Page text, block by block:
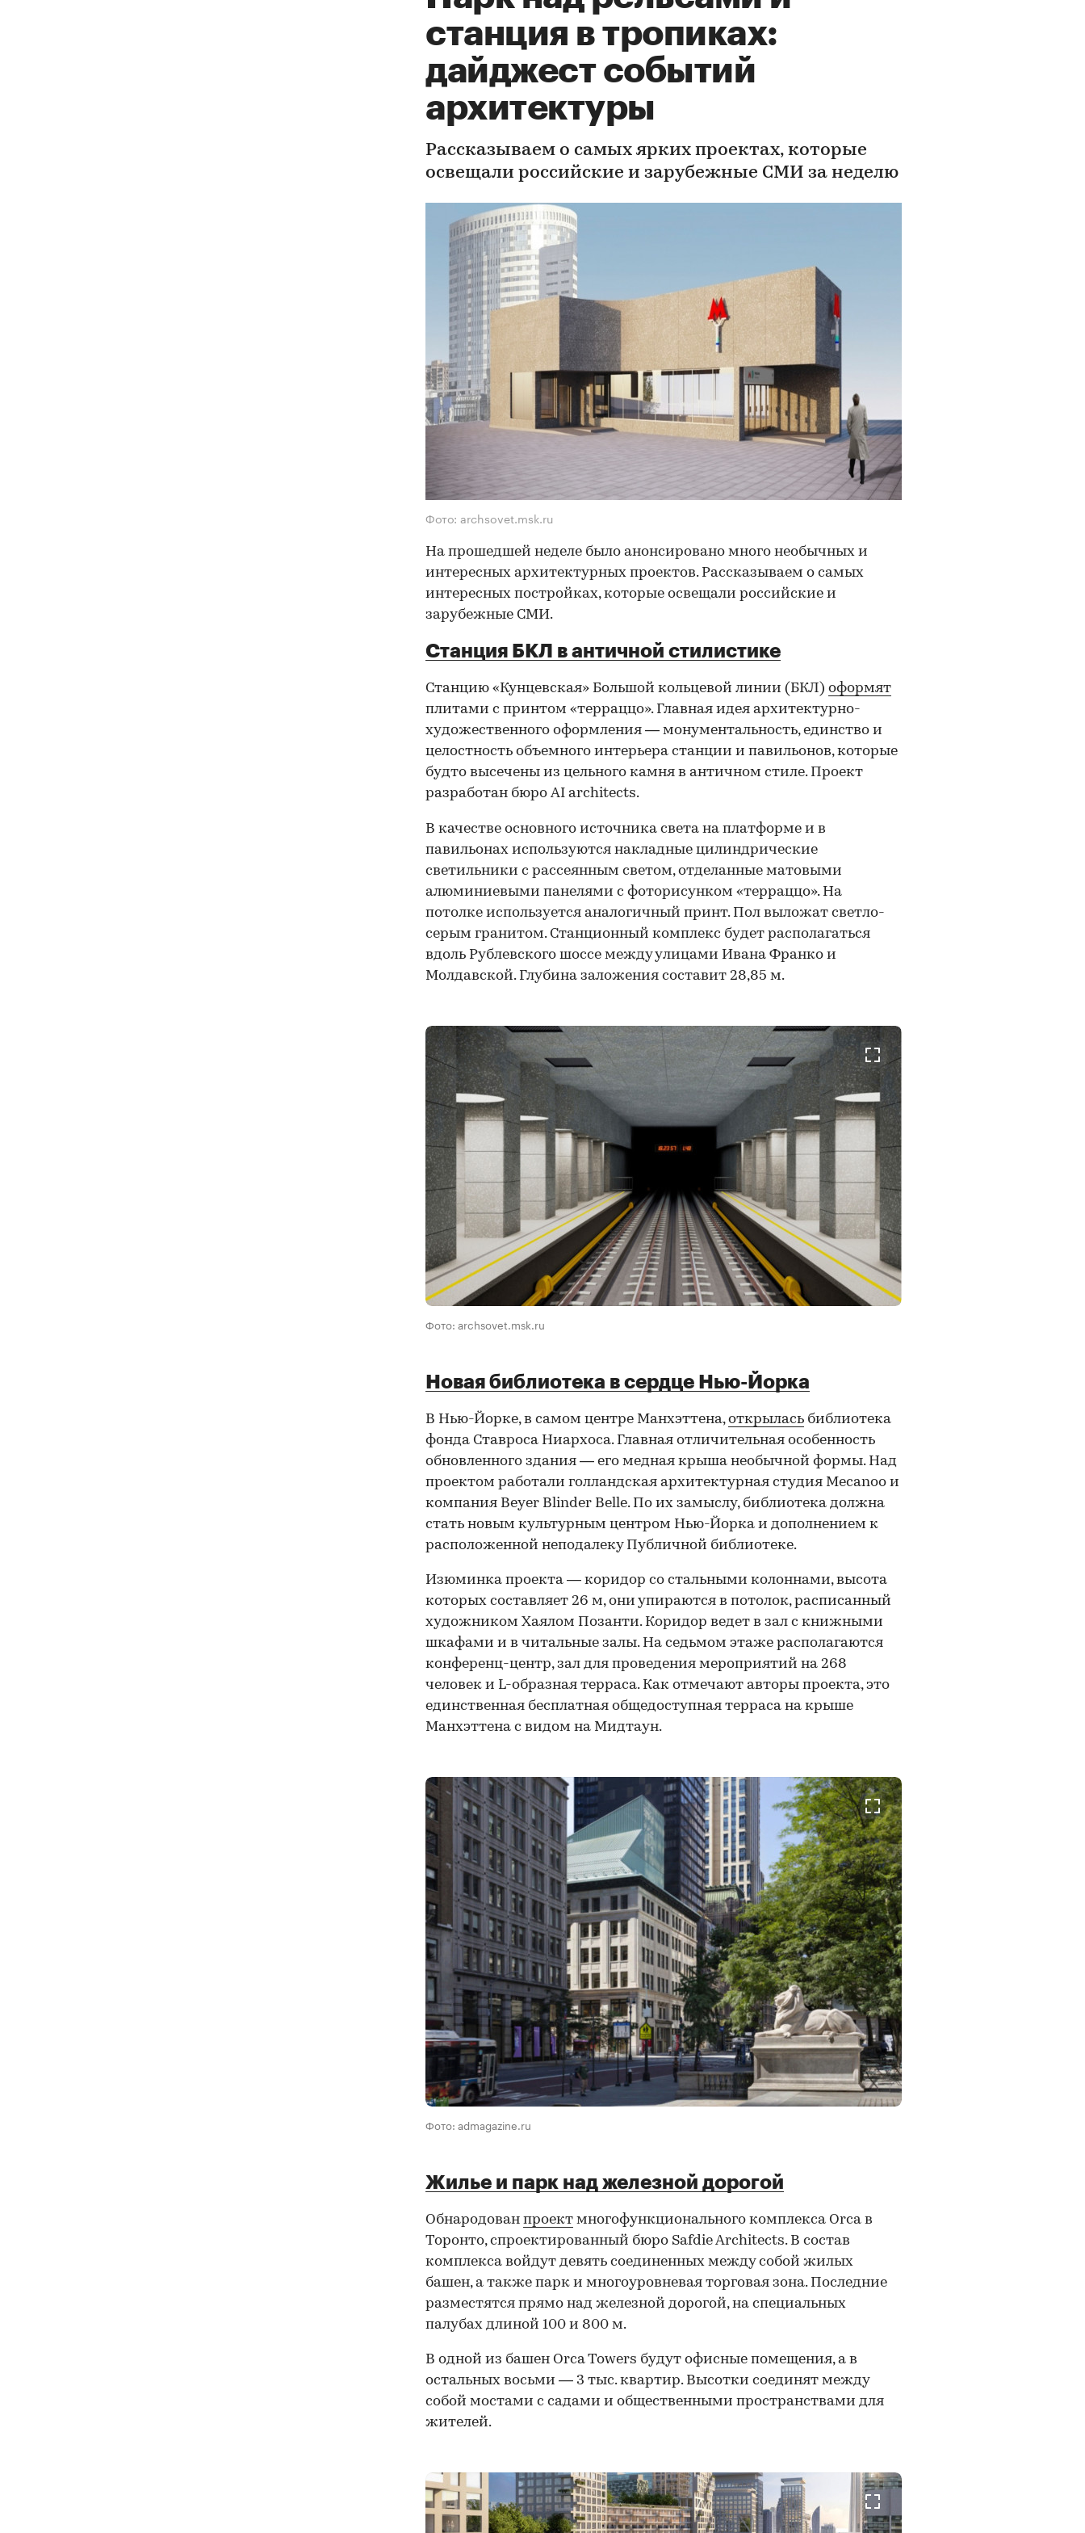
станция в тропиках:
дайджест событий
архитектуры
Рассказываем о самых ярких проектах, которые
освещали российские и зарубежные СМИ за неделю
Фото: archsovet.msk.ru
На прошедшей неделе было анонсировано много необычных и
интересных архитектурных проектов. Рассказываем о самых
интересных постройках, которые освещали российские и
зарубежные СМИ.
Станция БКЛ в античной стилистике
Станцию «Кунцевская» Большой кольцевой линии (БКЛ) оформят
плитами с принтом «терраццо». Главная идея архитектурно-
художественного оформления — монументальность, единство и
целостность объемного интерьера станции и павильонов, которые
будто высечены из цельного камня в античном стиле. Проект
разработан бюро AI architects.
В качестве основного источника света на платформе и в
павильонах используются накладные цилиндрические
светильники с рассеянным светом, отделанные матовыми
алюминиевыми панелями с фоторисунком «терраццо». На
потолке используется аналогичный принт. Пол выложат светло-
серым гранитом. Станционный комплекс будет располагаться
вдоль Рублевского шоссе между улицами Ивана Франко и
Молдавской. Глубина заложения составит 28,85 м.
Фото: archsovet.msk.ru
Новая библиотека в сердце Нью-Йорка
В Нью-Йорке, в самом центре Манхэттена,открылась библиотека
фонда Ставроса Ниархоса. Главная отличительная особенность
обновленного здания — его медная крыша необычной формы. Над
проектом работали голландская архитектурная студия Mecanoo и
компания Beyer Blinder Belle. По их замыслу, библиотека должна
стать новым культурным центром Нью-Йорка и дополнением к
расположенной неподалеку Публичной библиотеке.
Изюминка проекта — коридор со стальными колоннами, высота
которых составляет 26 м, они упираются в потолок, расписанный
художником Хаялом Позанти. Коридор ведет в зал с книжными
шкафами и в читальные залы. На седьмом этаже располагаются
конференц-центр, зал для проведения мероприятий на 268
человек и L-образная терраса. Как отмечают авторы проекта, это
единственная бесплатная общедоступная терраса на крыше
Манхэттена с видом на Мидтаун.
Фото: admagazine.ru
Жилье и парк над железной дорогой
Обнародован проект многофункционального комплекса Orca в
Торонто, спроектированный бюро Safdie Architects. В состав
комплекса войдут девять соединенных между собой жилых
башен, а также парк и многоуровневая торговая зона. Последние
разместятся прямо над железной дорогой, на специальных
палубах длиной 100 и 800 м.
В одной из башен Orca Towers будут офисные помещения, а в
остальных восьми — 3 тыс. квартир. Высотки соединят между
собой мостами с садами и общественными пространствами для
жителей.